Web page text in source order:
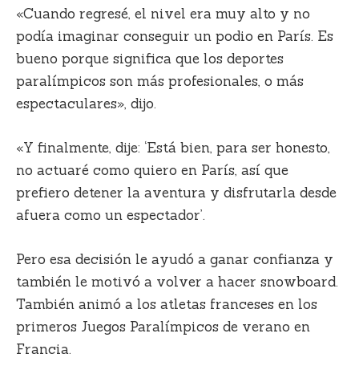
«Cuando regresé, el nivel era muy alto y no
podía imaginar conseguir un podio en París. Es
bueno porque significa que los deportes
paralímpicos son más profesionales, o más
espectaculares», dijo.
«Y finalmente, dije: ‘Está bien, para ser honesto,
no actuaré como quiero en París, así que
prefiero detener la aventura y disfrutarla desde
afuera como un espectador’.
Pero esa decisión le ayudó a ganar confianza y
también le motivó a volver a hacer snowboard.
También animó a los atletas franceses en los
primeros Juegos Paralímpicos de verano en
Francia.